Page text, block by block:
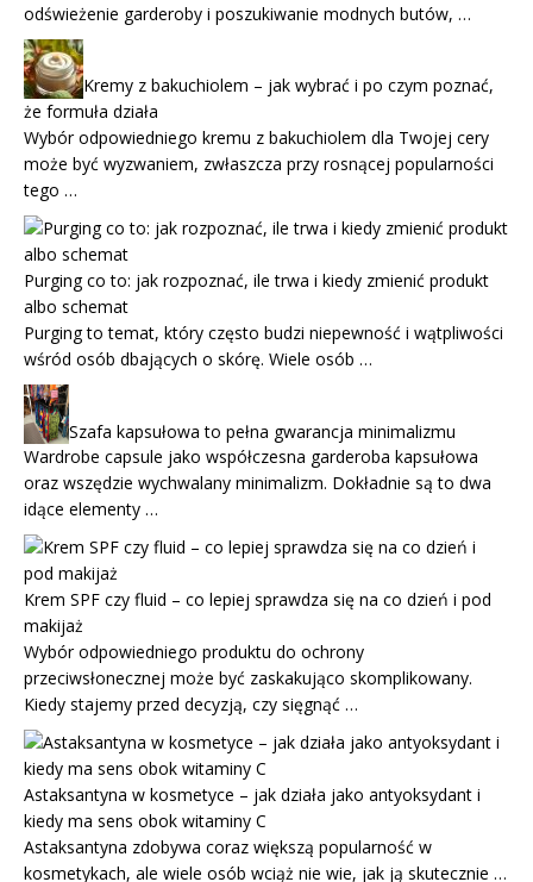
odświeżenie garderoby i poszukiwanie modnych butów, …
Kremy z bakuchiolem – jak wybrać i po czym poznać,
że formuła działa
Wybór odpowiedniego kremu z bakuchiolem dla Twojej cery
może być wyzwaniem, zwłaszcza przy rosnącej popularności
tego …
Purging co to: jak rozpoznać, ile trwa i kiedy zmienić produkt
albo schemat
Purging to temat, który często budzi niepewność i wątpliwości
wśród osób dbających o skórę. Wiele osób …
Szafa kapsułowa to pełna gwarancja minimalizmu
Wardrobe capsule jako współczesna garderoba kapsułowa
oraz wszędzie wychwalany minimalizm. Dokładnie są to dwa
idące elementy …
Krem SPF czy fluid – co lepiej sprawdza się na co dzień i pod
makijaż
Wybór odpowiedniego produktu do ochrony
przeciwsłonecznej może być zaskakująco skomplikowany.
Kiedy stajemy przed decyzją, czy sięgnąć …
Astaksantyna w kosmetyce – jak działa jako antyoksydant i
kiedy ma sens obok witaminy C
Astaksantyna zdobywa coraz większą popularność w
kosmetykach, ale wiele osób wciąż nie wie, jak ją skutecznie …